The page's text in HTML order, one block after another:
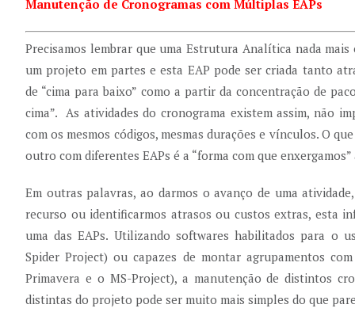
Manutenção de Cronogramas com Múltiplas EAPs
Precisamos lembrar que uma Estrutura Analítica nada mais
um projeto em partes e esta EAP pode ser criada tanto
de “cima para baixo” como a partir da concentração de
cima”. As atividades do cronograma existem assim, não
com os mesmos códigos, mesmas durações e vínculos. O
outro com diferentes EAPs é a “forma com que
Em outras palavras, ao darmos o avanço de uma
recurso ou identificarmos atrasos ou custos extras, esta
uma das EAPs. Utilizando softwares habilitados para o
Spider Project) ou capazes de montar agrupamentos
Primavera e o MS-Project), a manutenção de distintos
distintas do projeto pode ser muito mais simples do que